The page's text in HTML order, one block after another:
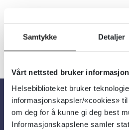
Samtykke Detaljer
Vårt nettsted bruker
Helsebiblioteket bruker
informasjonskapsler/«cookies»
om deg for å kunne gi deg best
Informasjonskapslene samler
« 1 16 17
Om oss